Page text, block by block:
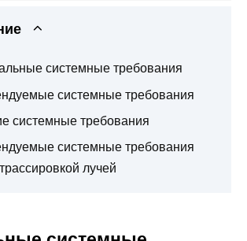
системные требования
системные требования
системные требования
системные требования
лучей